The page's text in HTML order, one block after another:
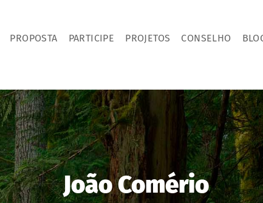
PROPOSTA PARTICIPE PROJETOS CONSELHO
João Comério​